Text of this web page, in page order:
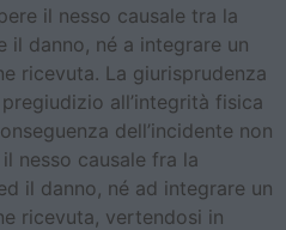
il nesso causale tra la
danno, né a integrare un
ricevuta. La giurisprudenza
all’integrità fisica
dell’incidente non
nesso causale fra la
il danno, né ad integrare un
ricevuta, vertendosi in